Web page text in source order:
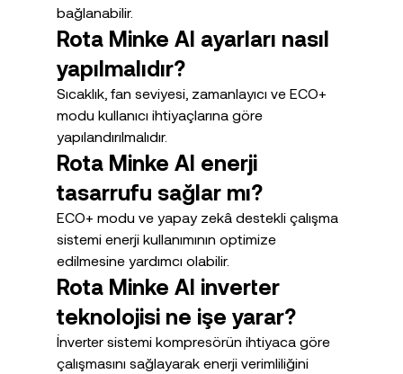
bağlanabilir.
Rota Minke AI ayarları nasıl
yapılmalıdır?
Sıcaklık, fan seviyesi, zamanlayıcı ve ECO+
modu kullanıcı ihtiyaçlarına göre
yapılandırılmalıdır.
Rota Minke AI enerji
tasarrufu sağlar mı?
ECO+ modu ve yapay zekâ destekli çalışma
sistemi enerji kullanımının optimize
edilmesine yardımcı olabilir.
Rota Minke AI inverter
teknolojisi ne işe yarar?
İnverter sistemi kompresörün ihtiyaca göre
çalışmasını sağlayarak enerji verimliliğini